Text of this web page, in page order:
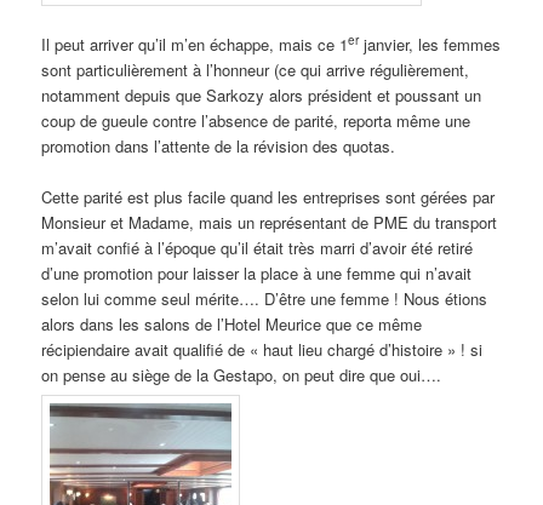
Il peut arriver qu’il m’en échappe, mais ce 1erjanvier, les femmes
sont particulièrement à l’honneur (ce qui arrive régulièrement,
notamment depuis que Sarkozy alors président et poussant un
coup de gueule contre l’absence de parité, reporta même une
promotion dans l’attente de la révision des quotas.
Cette parité est plus facile quand les entreprises sont gérées par
Monsieur et Madame, mais un représentant de PME du transport
m’avait confié à l’époque qu’il était très marri d’avoir été retiré
d’une promotion pour laisser la place à une femme qui n’avait
selon lui comme seul mérite…. D’être une femme ! Nous étions
alors dans les salons de l’Hotel Meurice que ce même
récipiendaire avait qualifié de « haut lieu chargé d’histoire » ! si
on pense au siège de la Gestapo, on peut dire que oui….